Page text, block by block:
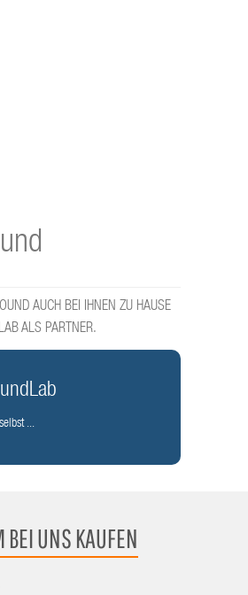
AUCH BEI IHNEN ZU HAUSE
ALS PARTNER.
...
BEI UNS KAUFEN